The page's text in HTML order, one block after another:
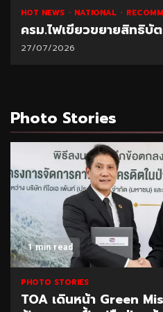
HOT NEWS NATIONAL
ครม.ไฟเขียวขยายสิทธิ
27/07/2026
Photo Stories
1 min read
PHOTO STORIES
TOA เดินหน้า Green